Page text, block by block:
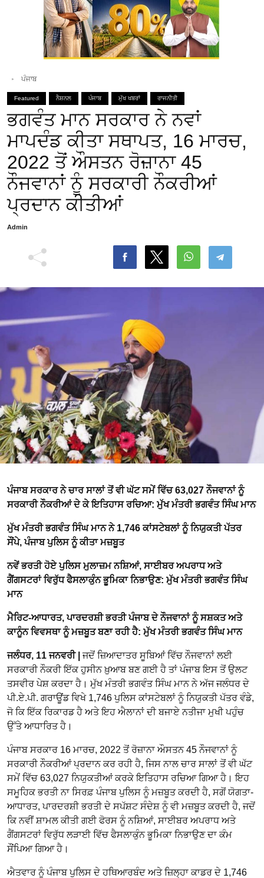
ਪੰਜਾਬ
Featured ਨੈਸ਼ਨਲ ਪੰਜਾਬ ਮੁੱਖ ਖਬਰਾਂ ਰਾਜਨੀਤੀ
ਭਗਵੰਤ ਮਾਨ ਸਰਕਾਰ ਨੇ ਨਵਾਂ
ਮਾਪਦੰਡ ਕੀਤਾ ਸਥਾਪਤ, 16 ਮਾਰਚ,
2022 ਤੋਂ ਔਸਤਨ ਰੋਜ਼ਾਨਾ 45
ਨੌਜਵਾਨਾਂ ਨੂੰ ਸਰਕਾਰੀ ਨੌਕਰੀਆਂ
ਪ੍ਰਦਾਨ ਕੀਤੀਆਂ
Admin
ਪੰਜਾਬ ਸਰਕਾਰ ਨੇ ਚਾਰ ਸਾਲਾਂ ਤੋਂ ਵੀ ਘੱਟ ਸਮੇਂ ਵਿੱਚ 63,027 ਨੌਜਵਾਨਾਂ ਨੂੰ
ਸਰਕਾਰੀ ਨੌਕਰੀਆਂ ਦੇ ਕੇ ਇਤਿਹਾਸ ਰਚਿਆ: ਮੁੱਖ ਮੰਤਰੀ ਭਗਵੰਤ ਸਿੰਘ ਮਾਨ
ਮੁੱਖ ਮੰਤਰੀ ਭਗਵੰਤ ਸਿੰਘ ਮਾਨ ਨੇ 1,746 ਕਾਂਸਟੇਬਲਾਂ ਨੂੰ ਨਿਯੁਕਤੀ ਪੱਤਰ
ਸੌਂਪੇ, ਪੰਜਾਬ ਪੁਲਿਸ ਨੂੰ ਕੀਤਾ ਮਜ਼ਬੂਤ
ਨਵੇਂ ਭਰਤੀ ਹੋਏ ਪੁਲਿਸ ਮੁਲਾਜ਼ਮ ਨਸ਼ਿਆਂ, ਸਾਈਬਰ ਅਪਰਾਧ ਅਤੇ
ਗੈਂਗਸਟਰਾਂ ਵਿਰੁੱਧ ਫੈਸਲਾਕੁੰਨ ਭੂਮਿਕਾ ਨਿਭਾਉਣ: ਮੁੱਖ ਮੰਤਰੀ ਭਗਵੰਤ ਸਿੰਘ
ਮਾਨ
ਮੈਰਿਟ-ਆਧਾਰਤ, ਪਾਰਦਰਸ਼ੀ ਭਰਤੀ ਪੰਜਾਬ ਦੇ ਨੌਜਵਾਨਾਂ ਨੂੰ ਸਸ਼ਕਤ ਅਤੇ
ਕਾਨੂੰਨ ਵਿਵਸਥਾ ਨੂੰ ਮਜ਼ਬੂਤ ਬਣਾ ਰਹੀ ਹੈ: ਮੁੱਖ ਮੰਤਰੀ ਭਗਵੰਤ ਸਿੰਘ ਮਾਨ
ਜਲੰਧਰ, 11 ਜਨਵਰੀ | ਜਦੋਂ ਜ਼ਿਆਦਾਤਰ ਸੂਬਿਆਂ ਵਿੱਚ ਨੌਜਵਾਨਾਂ ਲਈ
ਸਰਕਾਰੀ ਨੌਕਰੀ ਇੱਕ ਹੁਸੀਨ ਖ਼ੁਆਬ ਬਣ ਗਈ ਹੈ ਤਾਂ ਪੰਜਾਬ ਇਸ ਤੋਂ ਉਲਟ
ਤਸਵੀਰ ਪੇਸ਼ ਕਰਦਾ ਹੈ। ਮੁੱਖ ਮੰਤਰੀ ਭਗਵੰਤ ਸਿੰਘ ਮਾਨ ਨੇ ਅੱਜ ਜਲੰਧਰ ਦੇ
ਪੀ.ਏ.ਪੀ. ਗਰਾਊਂਡ ਵਿਖੇ 1,746 ਪੁਲਿਸ ਕਾਂਸਟੇਬਲਾਂ ਨੂੰ ਨਿਯੁਕਤੀ ਪੱਤਰ ਵੰਡੇ,
ਜੋ ਕਿ ਇੱਕ ਰਿਕਾਰਡ ਹੈ ਅਤੇ ਇਹ ਐਲਾਨਾਂ ਦੀ ਬਜਾਏ ਨਤੀਜਾ ਮੁਖੀ ਪਹੁੰਚ
ਉੱਤੇ ਆਧਾਰਿਤ ਹੈ।
ਪੰਜਾਬ ਸਰਕਾਰ 16 ਮਾਰਚ, 2022 ਤੋਂ ਰੋਜ਼ਾਨਾ ਔਸਤਨ 45 ਨੌਜਵਾਨਾਂ ਨੂੰ
ਸਰਕਾਰੀ ਨੌਕਰੀਆਂ ਪ੍ਰਦਾਨ ਕਰ ਰਹੀ ਹੈ, ਜਿਸ ਨਾਲ ਚਾਰ ਸਾਲਾਂ ਤੋਂ ਵੀ ਘੱਟ
ਸਮੇਂ ਵਿੱਚ 63,027 ਨਿਯੁਕਤੀਆਂ ਕਰਕੇ ਇਤਿਹਾਸ ਰਚਿਆ ਗਿਆ ਹੈ। ਇਹ
ਸਮੂਹਿਕ ਭਰਤੀ ਨਾ ਸਿਰਫ਼ ਪੰਜਾਬ ਪੁਲਿਸ ਨੂੰ ਮਜ਼ਬੂਤ ਕਰਦੀ ਹੈ, ਸਗੋਂ ਯੋਗਤਾ-
ਆਧਾਰਤ, ਪਾਰਦਰਸ਼ੀ ਭਰਤੀ ਦੇ ਸਪੱਸ਼ਟ ਸੰਦੇਸ਼ ਨੂੰ ਵੀ ਮਜ਼ਬੂਤ ਕਰਦੀ ਹੈ, ਜਦੋਂ
ਕਿ ਨਵੀਂ ਸ਼ਾਮਲ ਕੀਤੀ ਗਈ ਫੋਰਸ ਨੂੰ ਨਸ਼ਿਆਂ, ਸਾਈਬਰ ਅਪਰਾਧ ਅਤੇ
ਗੈਂਗਸਟਰਾਂ ਵਿਰੁੱਧ ਲੜਾਈ ਵਿੱਚ ਫੈਸਲਾਕੁੰਨ ਭੂਮਿਕਾ ਨਿਭਾਉਣ ਦਾ ਕੰਮ
ਸੌਂਪਿਆ ਗਿਆ ਹੈ।
ਐਤਵਾਰ ਨੂੰ ਪੰਜਾਬ ਪੁਲਿਸ ਦੇ ਹਥਿਆਰਬੰਦ ਅਤੇ ਜ਼ਿਲ੍ਹਾ ਕਾਡਰ ਦੇ 1,746